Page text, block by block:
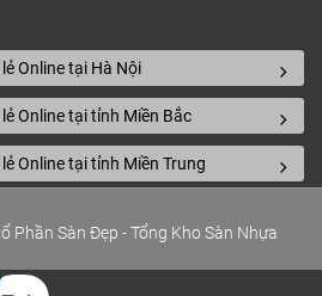
Online tại Hà Nội
Online tại tỉnh Miền Bắc
Online tại tỉnh Miền Trung
Phần Sàn Đẹp - Tổng Kho Sàn Nhựa